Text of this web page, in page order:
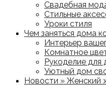
Свадебная
Стильные
Уроки стиля
Чем заняться дома
Интерьер
Комнатное
Рукоделие для
Уютный дом
Новости » Женский